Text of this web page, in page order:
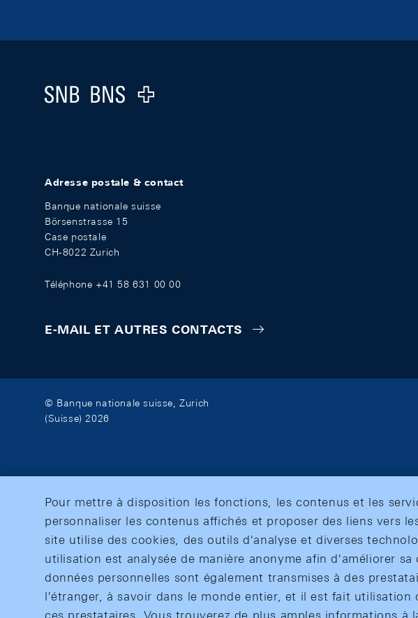
Logo
Adresse postale & contact
Banque nationale suisse
Börsenstrasse 15
Case postale
CH-8022 Zurich
Téléphone +41 58 631 00 00
E-MAIL ET AUTRES CONTACTS
© Banque nationale suisse, Zurich
(Suisse) 2026
Pour mettre à disposition les fonctions, les contenus et les
personnaliser les contenus affichés et proposer des liens vers
site utilise des cookies, des outils d'analyse et diverses
utilisation est analysée de manière anonyme afin d'améliorer sa
données personnelles sont également transmises à des
l'étranger, à savoir dans le monde entier, et il est fait utilisation